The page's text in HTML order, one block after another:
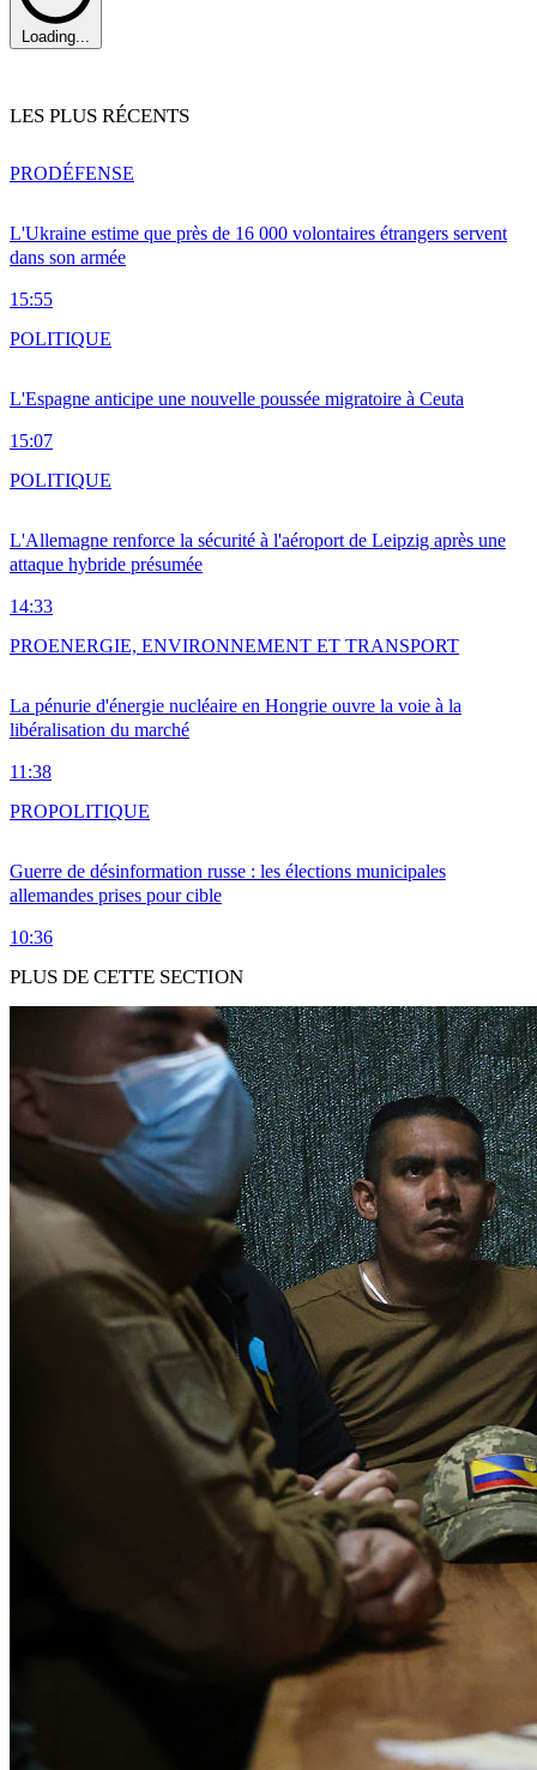
Loading...
LES PLUS RÉCENTS
L'Ukraine estime que près de 16 000 volontaires étrangers servent
dans son armée
15:55
PRODÉFENSE
L'Espagne anticipe une nouvelle poussée migratoire à Ceuta
15:07
POLITIQUE
L'Allemagne renforce la sécurité à l'aéroport de Leipzig après une
attaque hybride présumée
14:33
POLITIQUE
La pénurie d'énergie nucléaire en Hongrie ouvre la voie à la
libéralisation du marché
11:38
PROENERGIE, ENVIRONNEMENT ET TRANSPORT
Guerre de désinformation russe : les élections municipales
allemandes prises pour cible
10:36
PROPOLITIQUE
PLUS DE CETTE SECTION